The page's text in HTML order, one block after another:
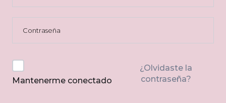
Mantenerme conectado
¿Olvidaste la
contraseña?